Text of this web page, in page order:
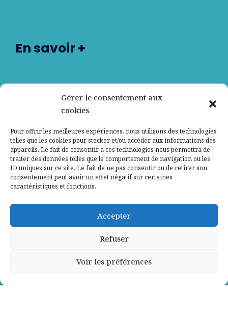
Gérer le consentement aux
cookies
Pour offrir les meilleures expériences, nous utilisons des technologies
telles que les cookies pour stocker et/ou accéder aux informations des
appareils. Le fait de consentir à ces technologies nous permettra de
traiter des données telles que le comportement de navigation ou les
ID uniques sur ce site. Le fait de ne pas consentir ou de retirer son
consentement peut avoir un effet négatif sur certaines
caractéristiques et fonctions.
Accepter
Refuser
Voir les préférences
En savoir +
Contactez-nous
Mentions légales